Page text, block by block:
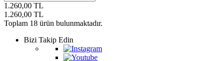
1.260,00 TL
1.260,00 TL
Toplam 18 ürün bulunmaktadır.
Bizi Takip Edin